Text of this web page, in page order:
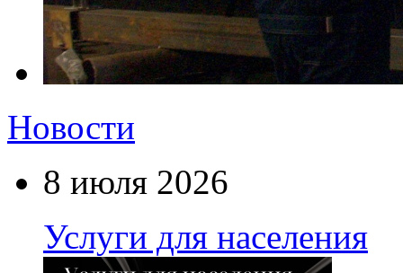
Новости
8 июля 2026
Услуги для населения